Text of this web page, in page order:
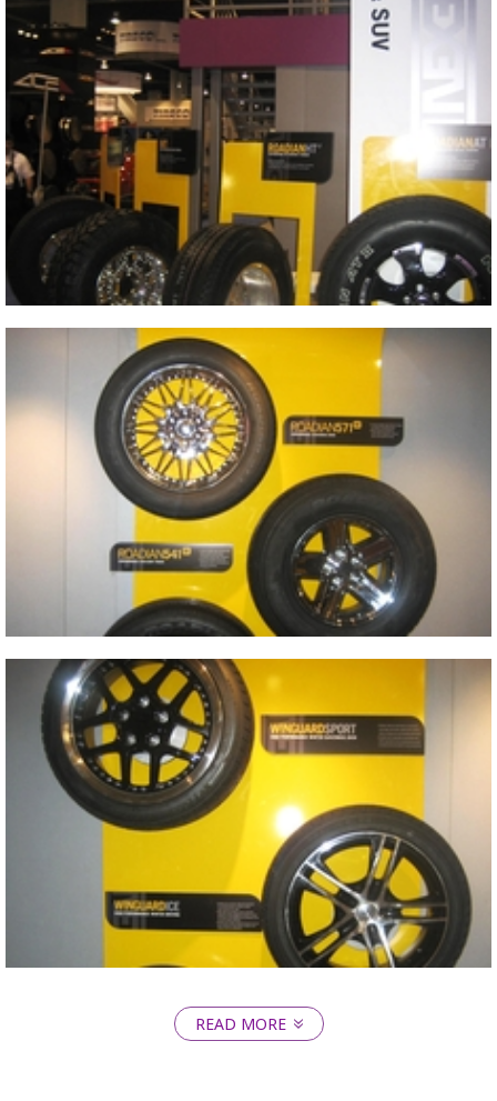
2009 SEMA SHOW
2009 SEMA SHOW
READ MORE